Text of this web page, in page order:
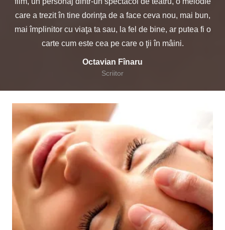
care a trezit în tine dorinţa de a face ceva nou, mai bun,
mai împlinitor cu viaţa ta sau, la fel de bine, ar putea fi o
carte cum este cea pe care o ţii în mâini.
Octavian Fînaru
Scriitor